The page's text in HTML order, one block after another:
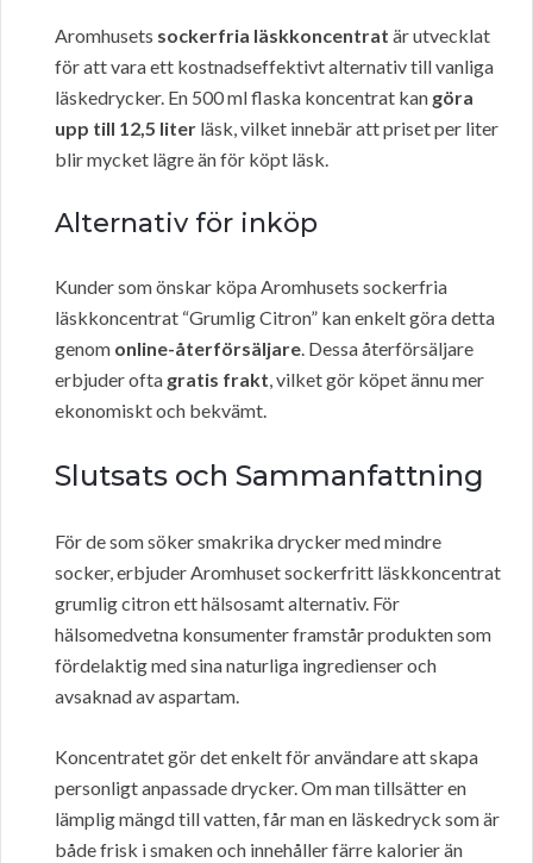
Aromhusets sockerfria läskkoncentrat är utvecklat
för att vara ett kostnadseffektivt alternativ till vanliga
läskedrycker. En 500 ml flaska koncentrat kan göra
upp till 12,5 liter läsk, vilket innebär att priset per liter
blir mycket lägre än för köpt läsk.
Alternativ för inköp
Kunder som önskar köpa Aromhusets sockerfria
läskkoncentrat “Grumlig Citron” kan enkelt göra detta
genom online-återförsäljare. Dessa återförsäljare
erbjuder ofta gratis frakt, vilket gör köpet ännu mer
ekonomiskt och bekvämt.
Slutsats och Sammanfattning
För de som söker smakrika drycker med mindre
socker, erbjuder Aromhuset sockerfritt läskkoncentrat
grumlig citron ett hälsosamt alternativ. För
hälsomedvetna konsumenter framstår produkten som
fördelaktig med sina naturliga ingredienser och
avsaknad av aspartam.
Koncentratet gör det enkelt för användare att skapa
personligt anpassade drycker. Om man tillsätter en
lämplig mängd till vatten, får man en läskedryck som är
både frisk i smaken och innehåller färre kalorier än